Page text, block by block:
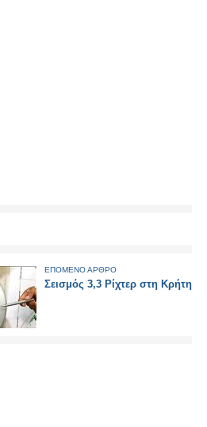
ΕΠΟΜΕΝΟ ΑΡΘΡΟ
Σεισμός 3,3 Ρίχτερ στη Κρήτη